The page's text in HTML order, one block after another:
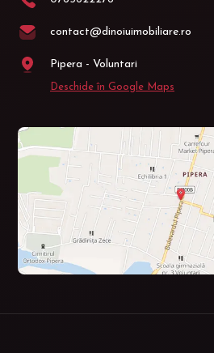
contact@dinoiuimobiliare.ro
Pipera - Voluntari
Deschide în Google Maps